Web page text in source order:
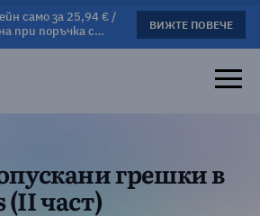
само за 25,94 € /
при поръчка с
ВИЖТЕ ПОВЕЧЕ
чаша с избрани
ВИЖΤΕ ПОВЕЧЕ
грешки в
(II част)